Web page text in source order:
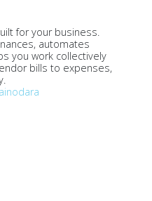
for your business.
automates
you work collectively
bills to expenses,